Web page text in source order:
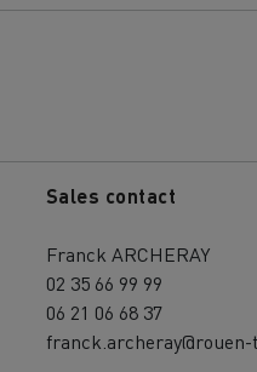
Sales contact
Franck ARCHERAY
02 35 66 99 99
06 21 06 68 37